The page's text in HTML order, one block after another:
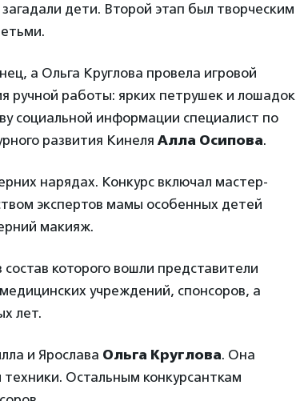
дети. Второй этап был творческим
а Ольга Круглова провела игровой
ручной работы: ярких петрушек и лошадок
социальной информации специалист по
развития Кинеля Алла Осипова.
нарядах. Конкурс включал мастер-
экспертов мамы особенных детей
макияж.
которого вошли представители
учреждений, спонсоров, а
лет.
и Ярослава Ольга Круглова. Она
Остальным конкурсанткам